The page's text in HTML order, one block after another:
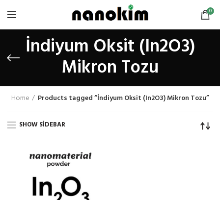
0
İndiyum Oksit (In2O3)
Mikron Tozu
Home Products tagged “İndiyum Oksit (In2O3) Mikron Tozu”
SHOW SIDEBAR